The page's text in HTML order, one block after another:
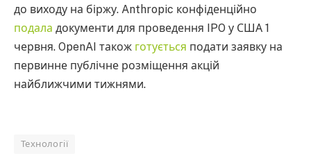
до виходу на біржу. Anthropic конфіденційно
подала документи для проведення IPO у США 1
червня. OpenAI також готується подати заявку на
первинне публічне розміщення акцій
найближчими тижнями.
Технології